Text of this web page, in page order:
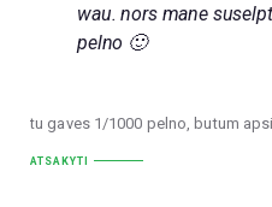
wau. nors mane
pelno 🙂
tu gaves 1/1000 pelno, butum
ATSAKYTI